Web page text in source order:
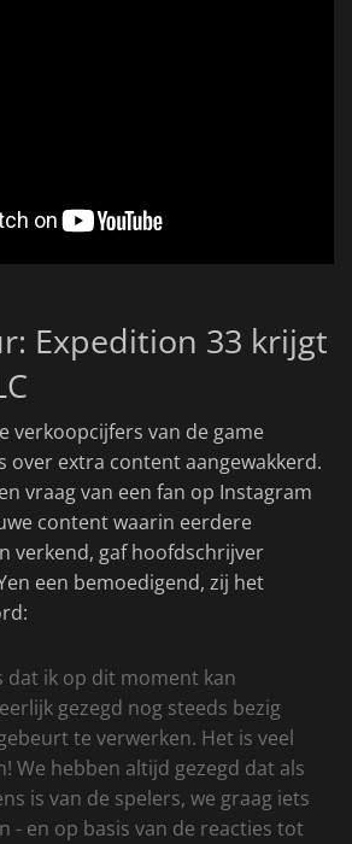
Expedition 33 krijgt
verkoopcijfers van de game
over extra content aangewakkerd.
vraag van een fan op Instagram
content waarin eerdere
verkend, gaf hoofdschrijver
een bemoedigend, zij het
dat ik op dit moment kan
gezegd nog steeds bezig
te verwerken. Het is veel
We hebben altijd gezegd dat als
is van de spelers, we graag iets
- en op basis van de reacties tot